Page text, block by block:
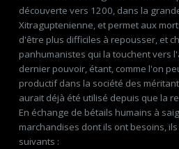
découverte vers 1200, dans la
Xitraguptenienne, et permet aux
d'être plus difficiles à repousser, et
panhumanistes qui la touchent vers
dernier pouvoir, étant, comme l'on
productif dans la société des
aurait déjà été utilisé depuis que la
En échange de bétails humains à
marchandises dont ils ont besoins,
suivants :